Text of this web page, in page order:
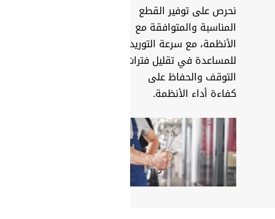
نحرص على توفير القطع
المناسبة والمتوافقة مع
الأنظمة، مع سرعة التوريد،
للمساعدة في تقليل فترات
التوقف والحفاظ على
كفاءة أداء الأنظمة.